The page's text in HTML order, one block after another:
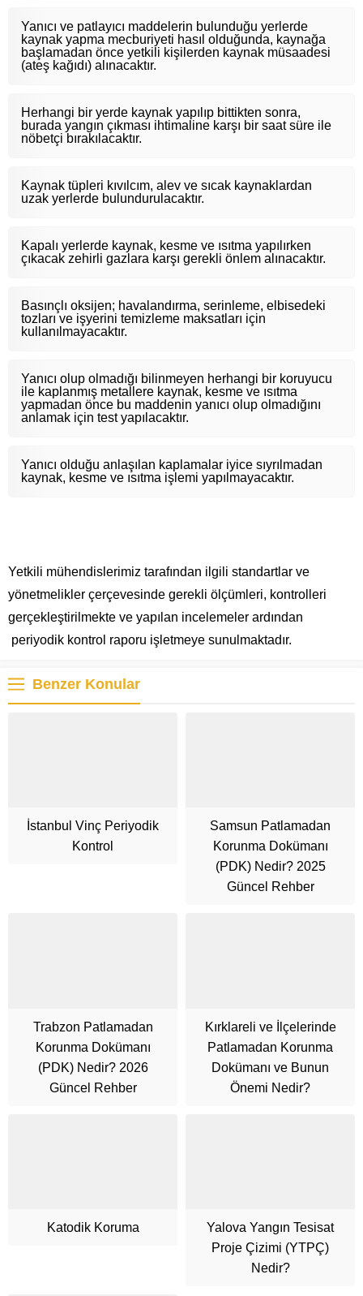
Yanıcı ve patlayıcı maddelerin bulunduğu yerlerde
kaynak yapma mecburiyeti hasıl olduğunda, kaynağa
başlamadan önce yetkili kişilerden kaynak müsaadesi
(ateş kağıdı) alınacaktır.
Herhangi bir yerde kaynak yapılıp bittikten sonra,
burada yangın çıkması ihtimaline karşı bir saat süre ile
nöbetçi bırakılacaktır.
Kaynak tüpleri kıvılcım, alev ve sıcak kaynaklardan
uzak yerlerde bulundurulacaktır.
Kapalı yerlerde kaynak, kesme ve ısıtma yapılırken
çıkacak zehirli gazlara karşı gerekli önlem alınacaktır.
Basınçlı oksijen; havalandırma, serinleme, elbisedeki
tozları ve işyerini temizleme maksatları için
kullanılmayacaktır.
Yanıcı olup olmadığı bilinmeyen herhangi bir koruyucu
ile kaplanmış metallere kaynak, kesme ve ısıtma
yapmadan önce bu maddenin yanıcı olup olmadığını
anlamak için test yapılacaktır.
Yanıcı olduğu anlaşılan kaplamalar iyice sıyrılmadan
kaynak, kesme ve ısıtma işlemi yapılmayacaktır.
Yetkili mühendislerimiz tarafından ilgili standartlar ve
yönetmelikler çerçevesinde gerekli ölçümleri, kontrolleri
gerçekleştirilmekte ve yapılan incelemeler ardından
periyodik kontrol raporu işletmeye sunulmaktadır.
Benzer Konular
İstanbul Vinç Periyodik
Kontrol
Samsun Patlamadan
Korunma Dokümanı
(PDK) Nedir? 2025
Güncel Rehber
Trabzon Patlamadan
Korunma Dokümanı
(PDK) Nedir? 2026
Güncel Rehber
Kırklareli ve İlçelerinde
Patlamadan Korunma
Dokümanı ve Bunun
Önemi Nedir?
Katodik Koruma
Yalova Yangın Tesisat
Proje Çizimi (YTPÇ)
Nedir?